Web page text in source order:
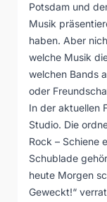
Potsdam und
Musik
haben. Aber
welche Musik
welchen Bands
oder
In der aktuellen
Studio. Die
Rock – Schiene
Schublade
heute Morgen
Geweckt!“